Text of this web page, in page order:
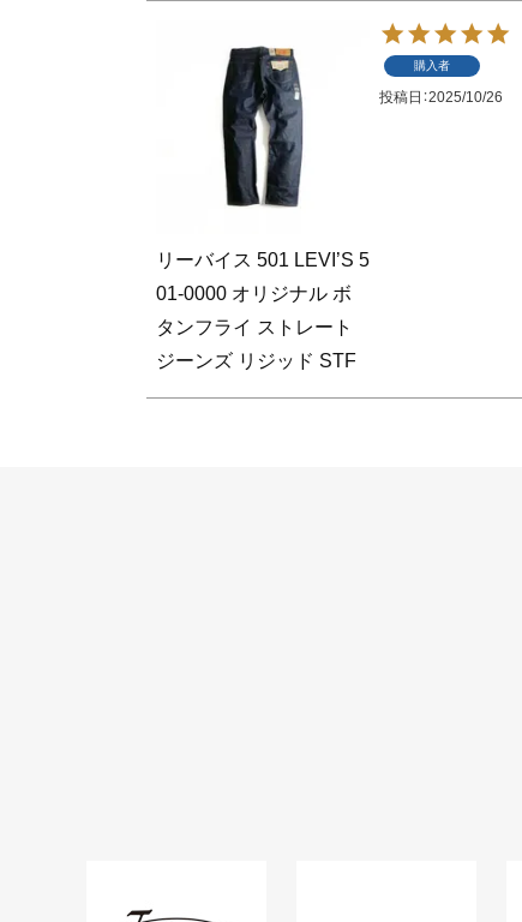
リーバイス 501 LEVI’S 5
01-0000 オリジナル ボ
タンフライ ストレート
ジーンズ リジッド STF
購入者
投稿日 2025/10/26